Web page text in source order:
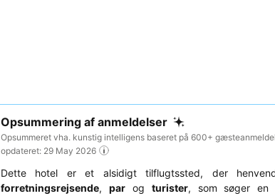
Opsummering af anmeldelser
Opsummeret vha. kunstig intelligens baseret på 600+
opdateret: 29 May 2026
Dette hotel er et alsidigt tilflugtssted, der
forretningsrejsende, parog turister, som søger en